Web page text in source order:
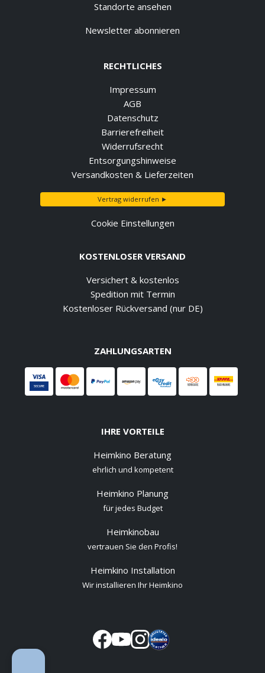
Standorte ansehen
Newsletter abonnieren
RECHTLICHES
Impressum
AGB
Datenschutz
Barrierefreiheit
Widerrufsrecht
Entsorgungshinweise
Versandkosten & Lieferzeiten
Vertrag widerrufen ►
Cookie Einstellungen
KOSTENLOSER VERSAND
Versichert & kostenlos
Spedition mit Termin
Kostenloser Rückversand (nur DE)
ZAHLUNGSARTEN
IHRE VORTEILE
Heimkino Beratung
ehrlich und kompetent
Heimkino Planung
für jedes Budget
Heimkinobau
vertrauen Sie den Profis!
Heimkino Installation
Wir installieren Ihr Heimkino